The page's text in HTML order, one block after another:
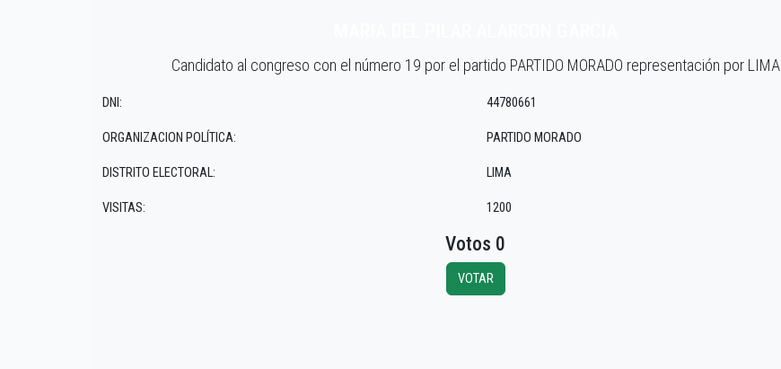
Candidato al congreso con el número 19 por el partido PARTIDO MORADO representación por LIMA
DNI:
ORGANIZACION POLÍTICA:
DISTRITO ELECTORAL:
VISITAS:
44780661
PARTIDO MORADO
LIMA
1200
Votos 0
VOTAR